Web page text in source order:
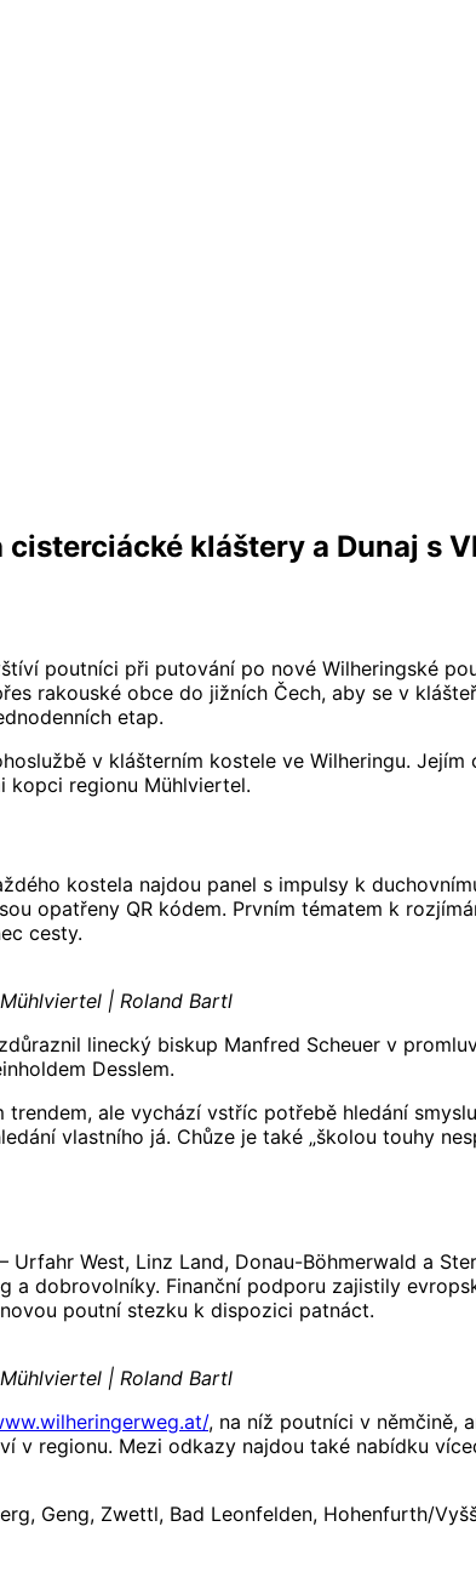
kláštery a Dunaj s
poutníci při putování po nové Wilheringské
rakouské obce do jižních Čech, aby se v
etap.
v klášterním kostele ve Wilheringu.
kopci regionu Mühlviertel.
kostela najdou panel s impulsy k
opatřeny QR kódem. Prvním tématem k
cesty.
| Roland Bartl
linecký biskup Manfred Scheuer v
Desslem.
ale vychází vstříc potřebě hledání
vlastního já. Chůze je také „školou touhy
West, Linz Land, Donau-Böhmerwald a
dobrovolníky. Finanční podporu zajistily
poutní stezku k dispozici patnáct.
| Roland Bartl
, na níž poutníci v němčině,
regionu. Mezi odkazy najdou také nabídku
Geng, Zwettl, Bad Leonfelden, Hohenfurth/